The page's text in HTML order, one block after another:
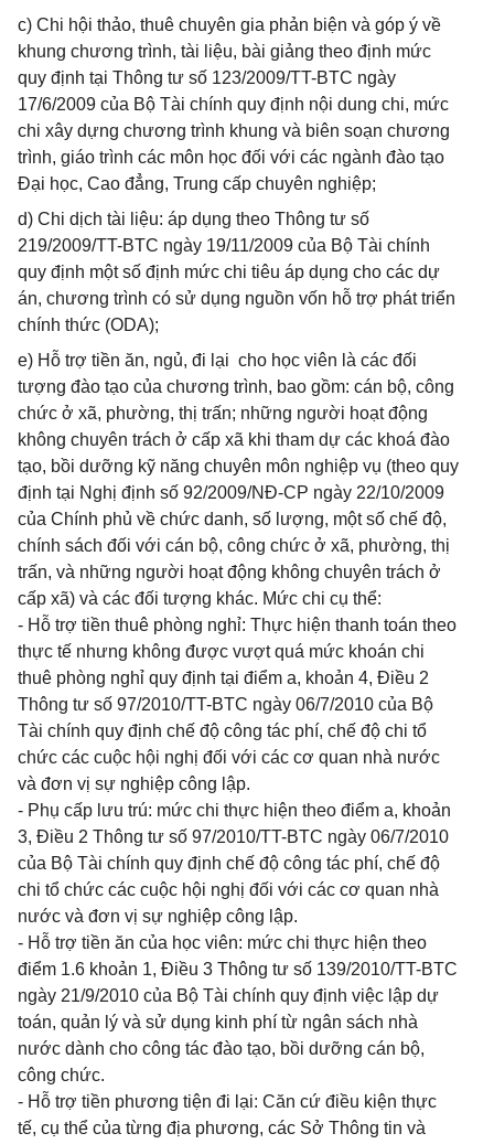
c) Chi hội thảo, thuê chuyên gia phản biện và góp ý về
khung chương trình, tài liệu, bài giảng theo định mức
quy định tại Thông tư số 123/2009/TT-BTC ngày
17/6/2009 của Bộ Tài chính quy định nội dung chi, mức
chi xây dựng chương trình khung và biên soạn chương
trình, giáo trình các môn học đối với các ngành đào tạo
Đại học, Cao đẳng, Trung cấp chuyên nghiệp;
d) Chi dịch tài liệu: áp dụng theo Thông tư số
219/2009/TT-BTC ngày 19/11/2009 của Bộ Tài chính
quy định một số định mức chi tiêu áp dụng cho các dự
án, chương trình có sử dụng nguồn vốn hỗ trợ phát triển
chính thức (ODA);
e) Hỗ trợ tiền ăn, ngủ, đi lại cho học viên là các đối
tượng đào tạo của chương trình, bao gồm: cán bộ, công
chức ở xã, phường, thị trấn; những người hoạt động
không chuyên trách ở cấp xã khi tham dự các khoá đào
tạo, bồi dưỡng kỹ năng chuyên môn nghiệp vụ (theo quy
định tại Nghị định số 92/2009/NĐ-CP ngày 22/10/2009
của Chính phủ về chức danh, số lượng, một số chế độ,
chính sách đối với cán bộ, công chức ở xã, phường, thị
trấn, và những người hoạt động không chuyên trách ở
cấp xã) và các đối tượng khác. Mức chi cụ thể:
- Hỗ trợ tiền thuê phòng nghỉ: Thực hiện thanh toán theo
thực tế nhưng không được vượt quá mức khoán chi
thuê phòng nghỉ quy định tại điểm a, khoản 4, Điều 2
Thông tư số 97/2010/TT-BTC ngày 06/7/2010 của Bộ
Tài chính quy định chế độ công tác phí, chế độ chi tổ
chức các cuộc hội nghị đối với các cơ quan nhà nước
và đơn vị sự nghiệp công lập.
- Phụ cấp lưu trú: mức chi thực hiện theo điểm a, khoản
3, Điều 2 Thông tư số 97/2010/TT-BTC ngày 06/7/2010
của Bộ Tài chính quy định chế độ công tác phí, chế độ
chi tổ chức các cuộc hội nghị đối với các cơ quan nhà
nước và đơn vị sự nghiệp công lập.
- Hỗ trợ tiền ăn của học viên: mức chi thực hiện theo
điểm 1.6 khoản 1, Điều 3 Thông tư số 139/2010/TT-BTC
ngày 21/9/2010 của Bộ Tài chính quy định việc lập dự
toán, quản lý và sử dụng kinh phí từ ngân sách nhà
nước dành cho công tác đào tạo, bồi dưỡng cán bộ,
công chức.
- Hỗ trợ tiền phương tiện đi lại: Căn cứ điều kiện thực
tế, cụ thể của từng địa phương, các Sở Thông tin và